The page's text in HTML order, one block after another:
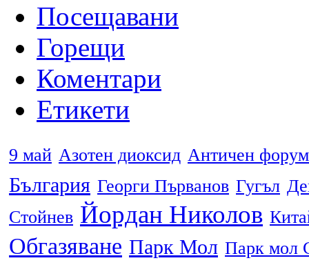
Посещавани
Горещи
Коментари
Етикети
9 май Азотен диоксид Античен форум
България Георги Първанов Гугъл
Стойнев Йордан Николов
Обгазяване Парк Мол Парк мол